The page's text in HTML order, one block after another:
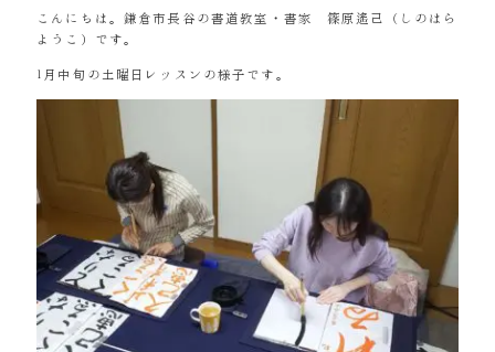
こんにちは。鎌倉市長谷の書道教室・書家 篠原遙己（しのはら
ようこ）です。
1月中旬の土曜日レッスンの様子です。